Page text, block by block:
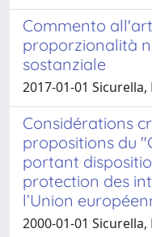
Commento
proporzionalità
sostanziale
2017-01-01 Sicurella,
Considérations
propositions du
portant
protection des
l’Union
2000-01-01 Sicurella,